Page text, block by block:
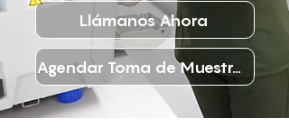
Llámanos Ahora
Agendar Toma de Muestras